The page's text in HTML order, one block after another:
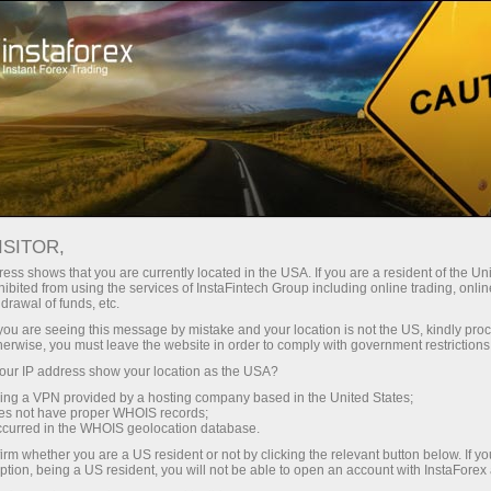
С InstaForex вы получаете
конкурентным возможностям:
кредитное плечо до 1:5000, одни
из лучших спредов и комиссий
на рынке, а также
привлекательные условия для
торговли акциями и индексами
Минимальные
Бонус 30%
на каждый депозит
Скорость
в трейдинге и на трассе
shows that you are currently located in the USA. If you are a resident of the
from using the services of InstaFintech Group including online trading,
of funds, etc.
are seeing this message by mistake and your location is not the US, kindly
you must leave the website in order to comply with government
IP address show your location as the USA?
a VPN provided by a hosting company based in the United States;
not have proper WHOIS records;
in the WHOIS geolocation database.
whether you are a US resident or not by clicking the relevant button below. If
being a US resident, you will not be able to open an account with InstaForex